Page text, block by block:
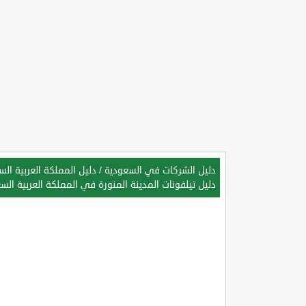
دليل الشركات في السعودية / دليل المملكة العربية
دليل تيلفونات المدينة المنورة في المملكة العربية